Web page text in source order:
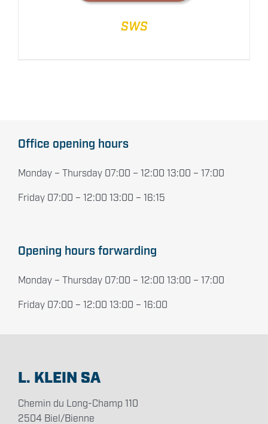
SWS
Office opening hours
Monday – Thursday 07:00 – 12:00 13:00 – 17:00
Friday 07:00 – 12:00 13:00 – 16:15
Opening hours forwarding
Monday – Thursday 07:00 – 12:00 13:00 – 17:00
Friday 07:00 – 12:00 13:00 – 16:00
L. KLEIN SA
Chemin du Long-Champ 110
2504 Biel/Bienne